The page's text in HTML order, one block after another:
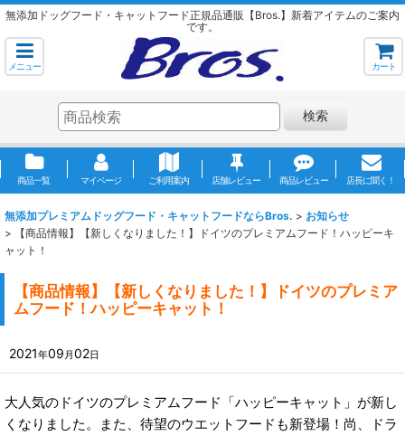
無添加ドッグフード・キャットフード正規品通販【Bros.】新着アイテムのご案内
です。
メニュー カート
検索
商品一覧 マイページ ご利用案内 店舗レビュー 商品レビュー 店長に聞く！
無添加プレミアムドッグフード・キャットフードならBros. > お知らせ
>
【商品情報】【新しくなりました！】ドイツのプレミアムフード！ハッピーキ
ャット！
【商品情報】【新しくなりました！】ドイツのプレミア
ムフード！ハッピーキャット！
2021年09 月 02日
大人気のドイツのプレミアムフード「ハッピーキャット」が新し
くなりました。また、待望のウエットフードも新登場！尚、ドラ